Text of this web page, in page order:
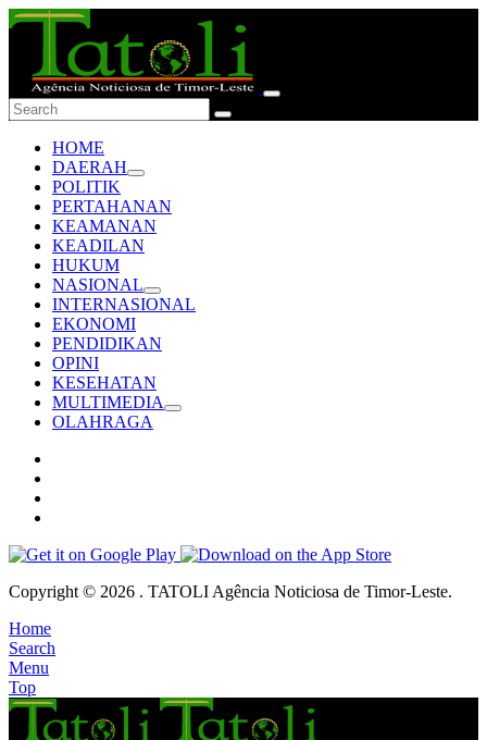
HOME
DAERAH
POLITIK
PERTAHANAN
KEAMANAN
KEADILAN
HUKUM
NASIONAL
INTERNASIONAL
EKONOMI
PENDIDIKAN
OPINI
KESEHATAN
MULTIMEDIA
OLAHRAGA
Copyright © 2026 . TATOLI Agência Noticiosa de Timor-Leste.
Home
Search
Menu
Top